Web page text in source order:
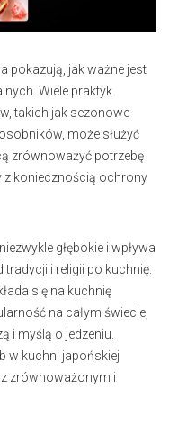
pokazują, jak ważne jest
Wiele praktyk
takich jak sezonowe
może służyć
zrównoważyć potrzebę
z koniecznością ochrony
głębokie i wpływa
i religii po kuchnię.
się na kuchnię
na całym świecie,
i myślą o jedzeniu.
w kuchni japońskiej
zrównoważonym i